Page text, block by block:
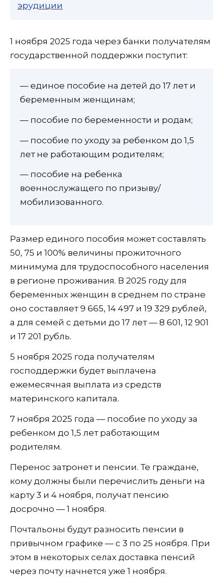
эрудиции
1 ноября 2025 года через банки получателям
государственной поддержки поступит:
— единое пособие на детей до 17 лет и
беременным женщинам;
— пособие по беременности и родам;
— пособие по уходу за ребенком до 1,5
лет не работающим родителям;
— пособие на ребенка
военнослужащего по призыву/
мобилизованного.
Размер единого пособия может составлять
50, 75 и 100% величины прожиточного
минимума для трудоспособного населения
в регионе проживания. В 2025 году для
беременных женщин в среднем по стране
оно составляет 9 665, 14 497 и 19 329 рублей,
а для семей с детьми до 17 лет — 8 601, 12 901
и 17 201 рубль.
5 ноября 2025 года получателям
господдержки будет выплачена
ежемесячная выплата из средств
материнского капитала.
7 ноября 2025 года — пособие по уходу за
ребенком до 1,5 лет работающим
родителям.
Перенос затронет и пенсии. Те граждане,
кому должны были перечислить деньги на
карту 3 и 4 ноября, получат пенсию
досрочно — 1 ноября.
Почтальоны будут разносить пенсии в
привычном графике — с 3 по 25 ноября. При
этом в некоторых селах доставка пенсий
через почту начнется уже 1 ноября.